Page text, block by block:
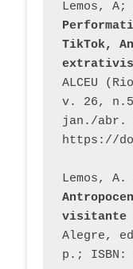
TikTok,
ALCEU
v. 26,
jan./abr.
https://
Lemos, A.
visitante
Alegre,
p.; ISBN: